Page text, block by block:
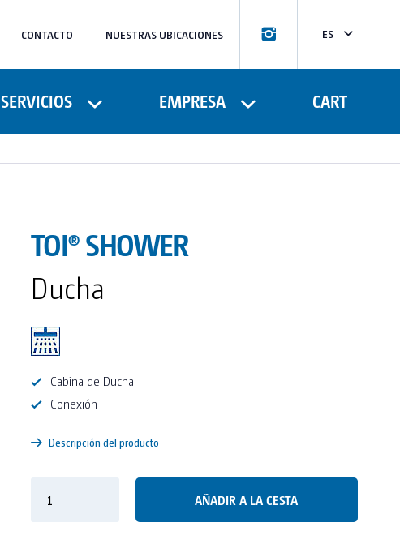
CONTACTO
NUESTRAS UBICACIONES
ES
FR
SERVICIOS EMPRESA CART
TOI® SHOWER
Ducha
Cabina de Ducha
Conexión
Descripción del producto
AÑADIR A LA CESTA